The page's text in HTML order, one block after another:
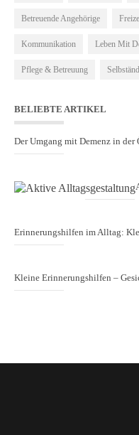
Betreuende Angehörige
Kommunikation Leben Mit
Pflege & Betreuung
BELIEBTE ARTIKEL
Der Umgang mit Demenz in
Erinnerungshilfen im Alltag:
Kleine Erinnerungshilfen –